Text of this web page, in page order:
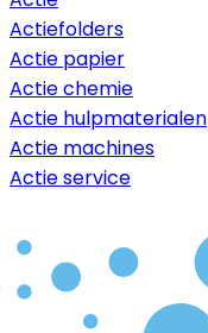
Actiefolders
Actie papier
Actie chemie
Actie hulpmaterialen
Actie machines
Actie service